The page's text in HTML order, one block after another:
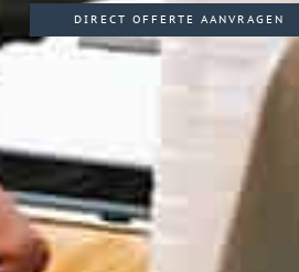
DIRECT OFFERTE AANVRAGEN